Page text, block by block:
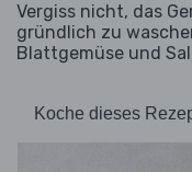
Vergiss nicht, das
gründlich zu
Blattgemüse und
Koche dieses